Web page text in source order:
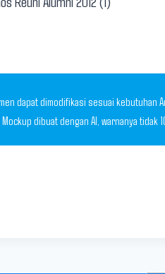
dapat dimodifikasi sesuai
dibuat dengan AI, warnanya tidak